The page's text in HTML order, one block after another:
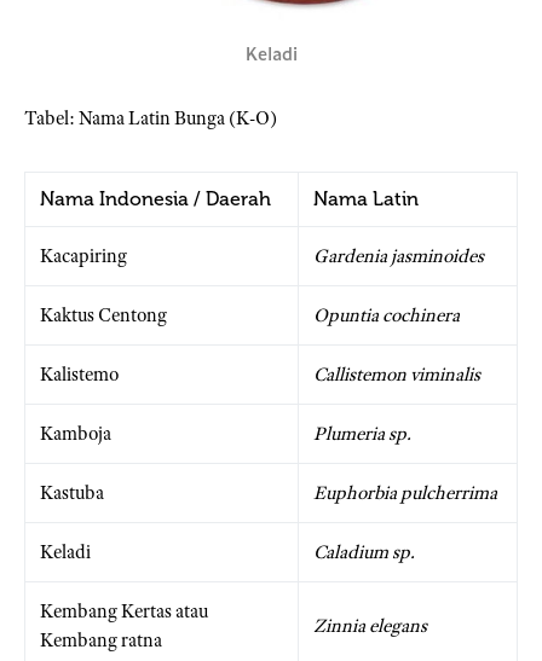
Keladi
Tabel: Nama Latin Bunga (K-O)
Nama Indonesia / Daerah Nama Latin
Kacapiring Gardenia jasminoides
Kaktus Centong Opuntia cochinera
Kalistemo Callistemon viminalis
Kamboja Plumeria sp.
Kastuba Euphorbia pulcherrima
Keladi Caladium sp.
Kembang Kertas atau
Kembang ratna
Zinnia elegans